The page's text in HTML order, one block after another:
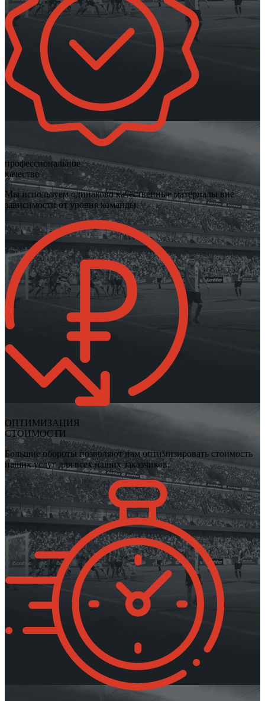
профессиональное
качество
Мы используем одинаково качественные материалы вне
зависимости от уровня команды.
ОПТИМИЗАЦИЯ
СТОИМОСТИ
Большие обороты позволяют нам оптимизировать стоимость
наших услуг для всех наших заказчиков.